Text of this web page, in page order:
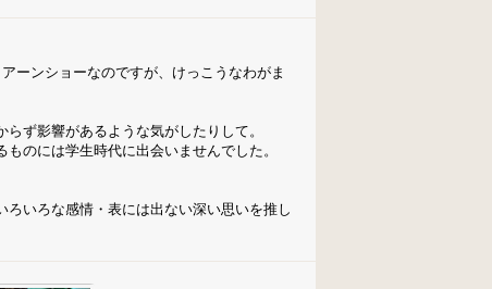
ーンショーなのですが、けっこうなわがま
ず影響があるような気がしたりして。
のには学生時代に出会いませんでした。
いろな感情・表には出ない深い思いを推し